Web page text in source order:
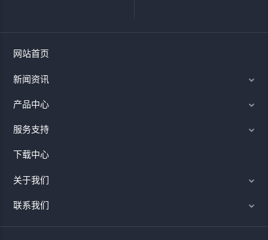
网站首页
新闻资讯
产品中心
服务支持
下载中心
关于我们
联系我们